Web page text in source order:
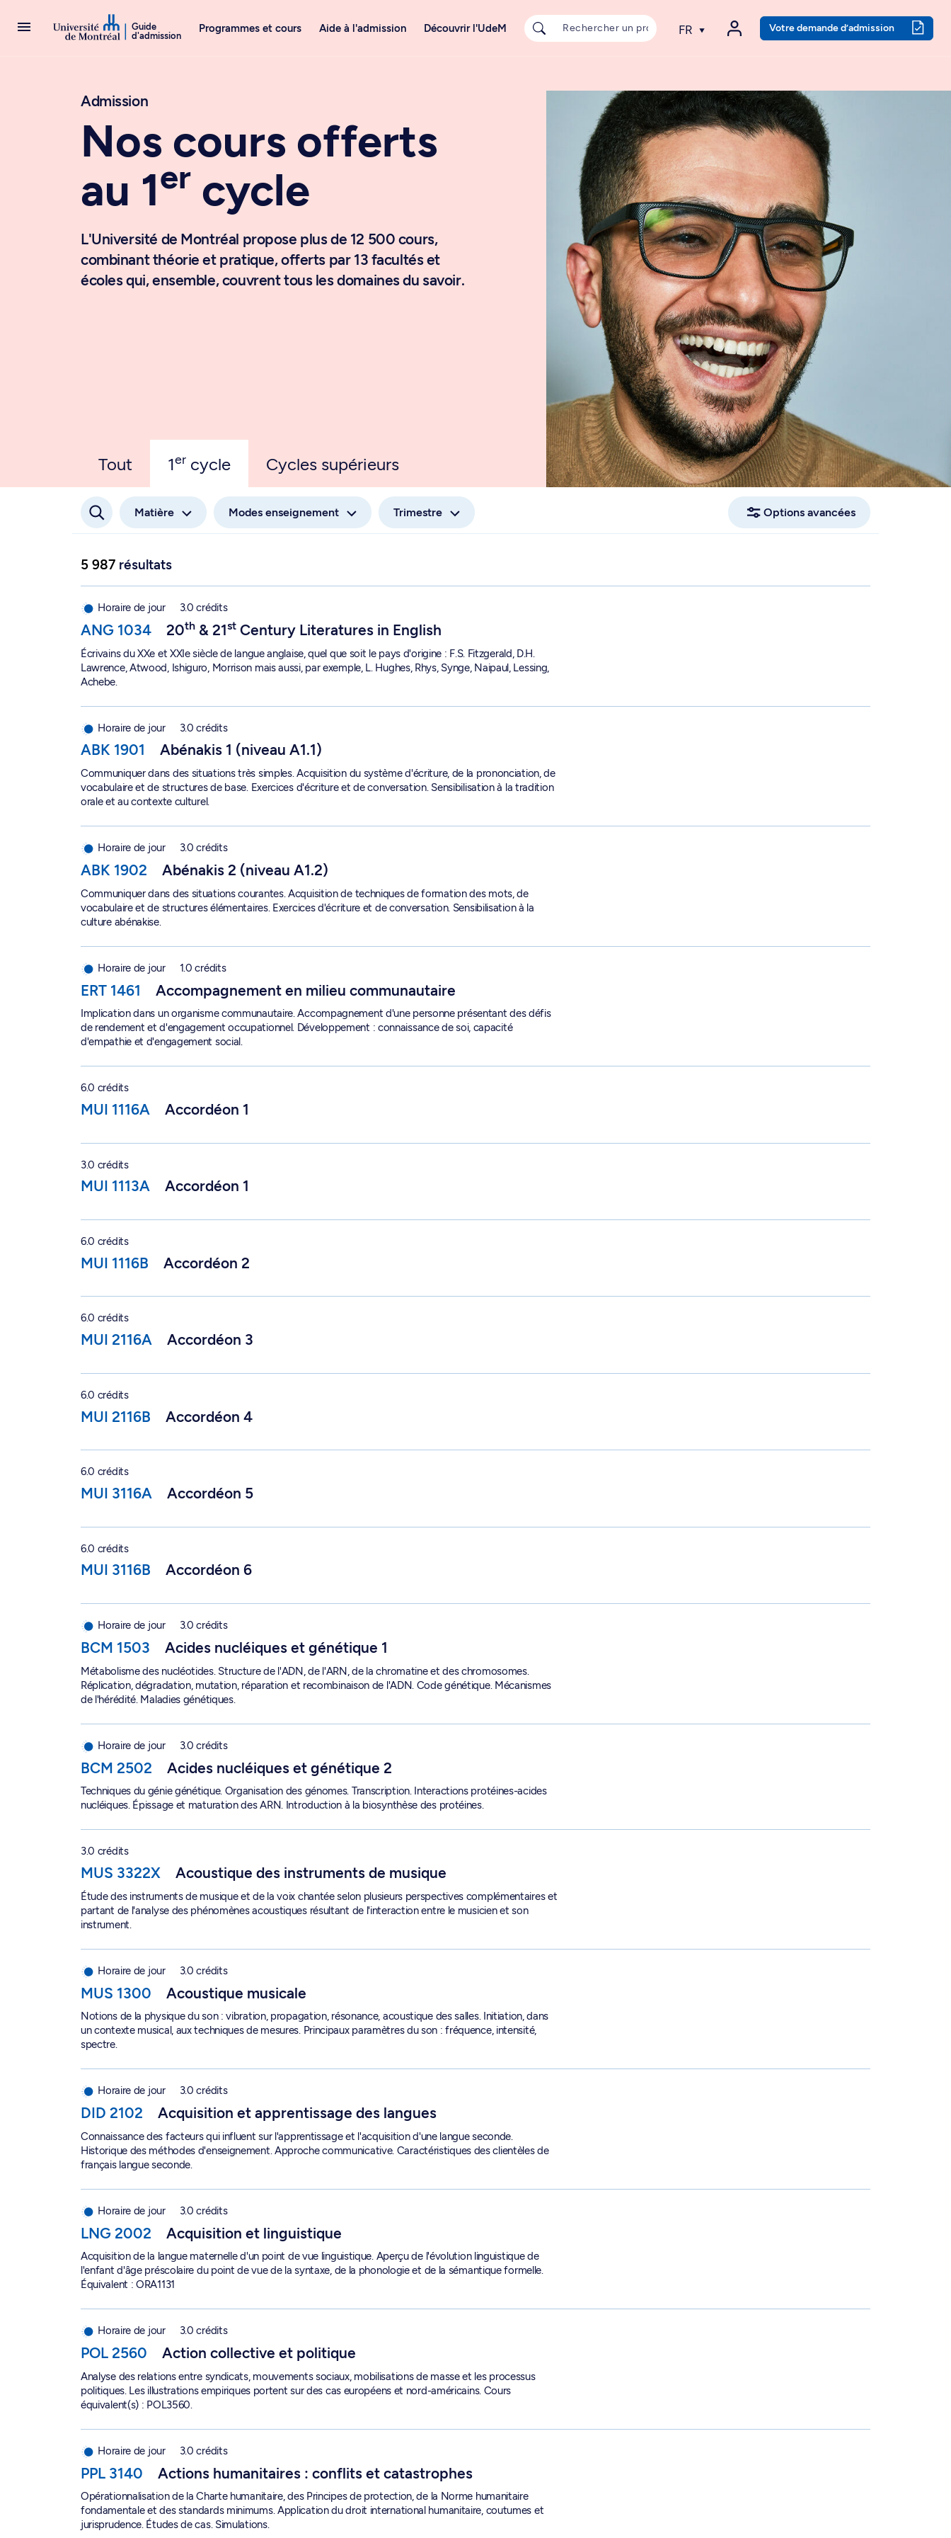
Guide
d'admission
Programmes et cours Aide à l'admission Découvrir l'UdeM FR Votre demande d’admission
Admission
Nos cours offerts
au 1er cycle
L'Université de Montréal propose plus de 12 500 cours,
combinant théorie et pratique, offerts par 13 facultés et
écoles qui, ensemble, couvrent tous les domaines du savoir.
Tout 1er cycle Cycles supérieurs
Matière Modes enseignement Trimestre Options avancées
5 987 résultats
th st
Horaire de jour 3.0 crédits
ANG 1034 20th & 21st Century Literatures in English
Écrivains du XXe et XXIe siècle de langue anglaise, quel que soit le pays d'origine : F.S. Fitzgerald, D.H.
Lawrence, Atwood, Ishiguro, Morrison mais aussi, par exemple, L. Hughes, Rhys, Synge, Naipaul, Lessing,
Achebe.
Horaire de jour 3.0 crédits
ABK 1901 Abénakis 1 (niveau A1.1)
Communiquer dans des situations très simples. Acquisition du système d'écriture, de la prononciation, de
vocabulaire et de structures de base. Exercices d'écriture et de conversation. Sensibilisation à la tradition
orale et au contexte culturel.
Horaire de jour 3.0 crédits
ABK 1902 Abénakis 2 (niveau A1.2)
Communiquer dans des situations courantes. Acquisition de techniques de formation des mots, de
vocabulaire et de structures élémentaires. Exercices d'écriture et de conversation. Sensibilisation à la
culture abénakise.
Horaire de jour 1.0 crédits
ERT 1461 Accompagnement en milieu communautaire
Implication dans un organisme communautaire. Accompagnement d'une personne présentant des défis
de rendement et d'engagement occupationnel. Développement : connaissance de soi, capacité
d'empathie et d'engagement social.
6.0 crédits
MUI 1116A Accordéon 1
3.0 crédits
MUI 1113A Accordéon 1
6.0 crédits
MUI 1116B Accordéon 2
6.0 crédits
MUI 2116A Accordéon 3
6.0 crédits
MUI 2116B Accordéon 4
6.0 crédits
MUI 3116A Accordéon 5
6.0 crédits
MUI 3116B Accordéon 6
Horaire de jour 3.0 crédits
BCM 1503 Acides nucléiques et génétique 1
Métabolisme des nucléotides. Structure de l'ADN, de l'ARN, de la chromatine et des chromosomes.
Réplication, dégradation, mutation, réparation et recombinaison de l'ADN. Code génétique. Mécanismes
de l'hérédité. Maladies génétiques.
Horaire de jour 3.0 crédits
BCM 2502 Acides nucléiques et génétique 2
Techniques du génie génétique. Organisation des génomes. Transcription. Interactions protéines-acides
nucléiques. Épissage et maturation des ARN. Introduction à la biosynthèse des protéines.
3.0 crédits
MUS 3322X Acoustique des instruments de musique
Étude des instruments de musique et de la voix chantée selon plusieurs perspectives complémentaires et
partant de l'analyse des phénomènes acoustiques résultant de l'interaction entre le musicien et son
instrument.
Horaire de jour 3.0 crédits
MUS 1300 Acoustique musicale
Notions de la physique du son : vibration, propagation, résonance, acoustique des salles. Initiation, dans
un contexte musical, aux techniques de mesures. Principaux paramètres du son : fréquence, intensité,
spectre.
Horaire de jour 3.0 crédits
DID 2102 Acquisition et apprentissage des langues
Connaissance des facteurs qui influent sur l'apprentissage et l'acquisition d'une langue seconde.
Historique des méthodes d'enseignement. Approche communicative. Caractéristiques des clientèles de
français langue seconde.
Horaire de jour 3.0 crédits
LNG 2002 Acquisition et linguistique
Acquisition de la langue maternelle d'un point de vue linguistique. Aperçu de l'évolution linguistique de
l'enfant d'âge préscolaire du point de vue de la syntaxe, de la phonologie et de la sémantique formelle.
Équivalent : ORA1131
Horaire de jour 3.0 crédits
POL 2560 Action collective et politique
Analyse des relations entre syndicats, mouvements sociaux, mobilisations de masse et les processus
politiques. Les illustrations empiriques portent sur des cas européens et nord-américains. Cours
équivalent(s) : POL3560.
Horaire de jour 3.0 crédits
PPL 3140 Actions humanitaires : conflits et catastrophes
Opérationnalisation de la Charte humanitaire, des Principes de protection, de la Norme humanitaire
fondamentale et des standards minimums. Application du droit international humanitaire, coutumes et
jurisprudence. Études de cas. Simulations.